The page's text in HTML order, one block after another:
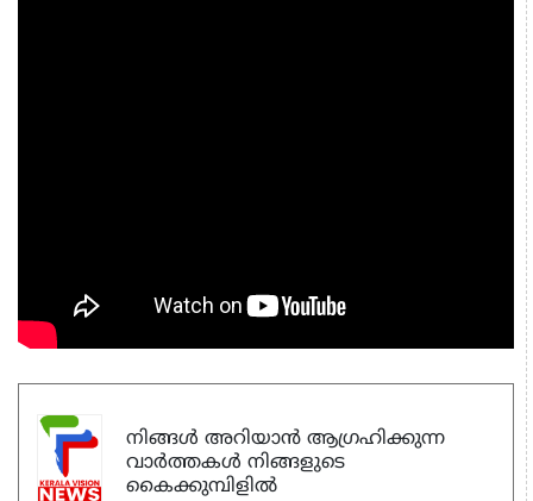
നിങ്ങൾ അറിയാൻ ആഗ്രഹിക്കുന്ന
വാർത്തകൾ നിങ്ങളുടെ
കൈക്കുമ്പിളിൽ